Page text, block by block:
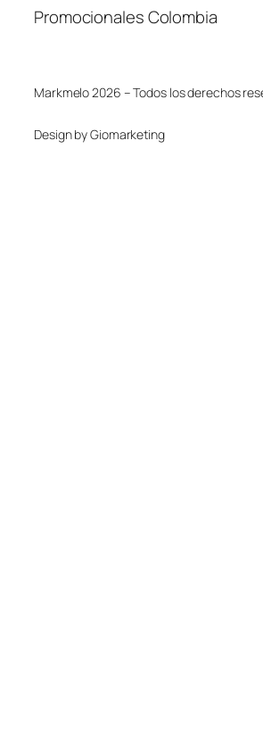
Promocionales Colombia
Markmelo 2026 – Todos los derechos
Design by Giomarketing